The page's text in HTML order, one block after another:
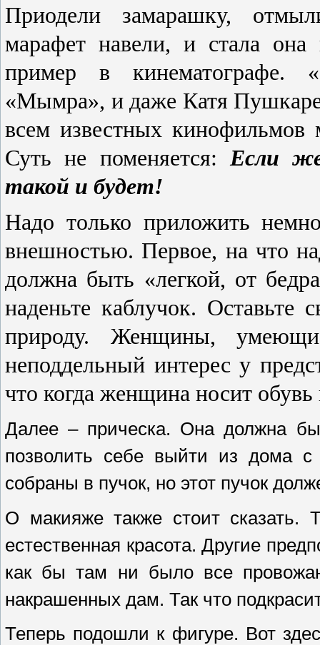
Приодели замарашку,
марафет навели, и стала
пример в кинематографе. «
«Мымра», и даже Катя П
всем известных кинофильмов
Суть не поменяется: Если
такой и будет!
Надо только приложить
внешностью. Первое, на что
должна быть «легкой, от
наденьте каблучок.
природу. Женщины,
неподдельный интерес у
что когда женщина носит обувь
Далее – прическа. Она должна
позволить себе выйти из дома
собраны в пучок, но этот пучок
О макияжетакже стоит сказать.
естественная красота. Другие
как бы там ни было все
накрашенных дам. Так что
Теперь подошли к фигуре. Вот